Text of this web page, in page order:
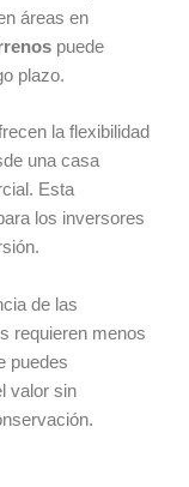
áreas en
puede
plazo.
la flexibilidad
una casa
Esta
los inversores
de las
requieren menos
puedes
valor sin